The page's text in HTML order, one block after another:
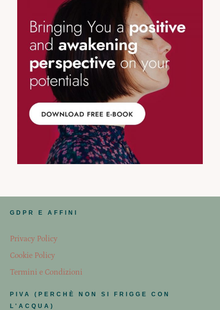
GDPR E AFFINI
Privacy Policy
Cookie Policy
Termini e Condizioni
PIVA (PERCHÈ NON SI FRIGGE CON
L'ACQUA)